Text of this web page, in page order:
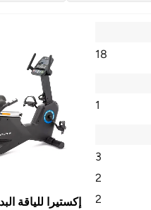
18
1
3
2
2
إكستيرا للياقة